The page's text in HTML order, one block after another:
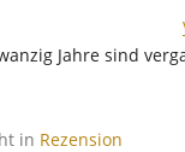
Jahre sind
in Rezension